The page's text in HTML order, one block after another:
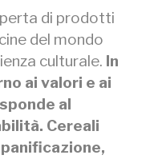
di prodotti
del mondo
culturale. In
ai valori e ai
al
Cereali